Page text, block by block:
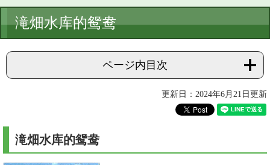
て
文
滝畑水库的鸳鸯
ページ内目次
更新日：2024年6月21日更新
滝畑水库的鸳鸯